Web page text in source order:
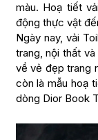
màu. Hoạ tiết
động thực vật
Ngày nay, vải
trang, nội thất
về vẻ đẹp trang
còn là mẫu hoạ
dòng Dior Book